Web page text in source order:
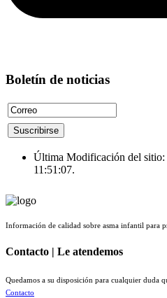
Boletín de noticias
Última Modificación del sitio:
11:51:07.
Información de calidad sobre asma infantil para
Contacto | Le atendemos
Quedamos a su disposición para cualquier duda
Contacto